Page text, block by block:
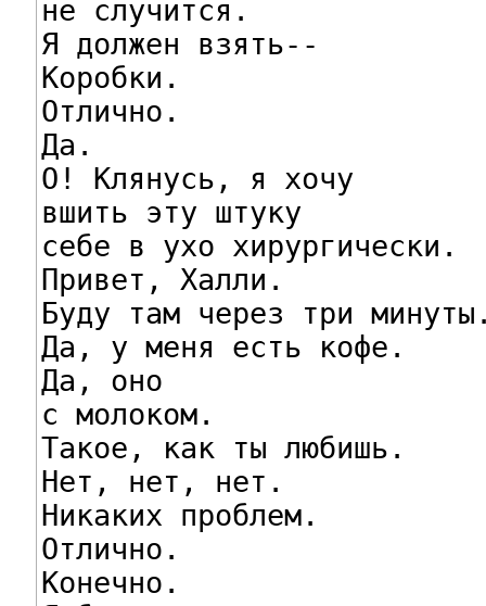
не случится.
Я должен взять--
Коробки.
Отлично.
Да.
О! Клянусь, я хочу
вшить эту штуку
себе в ухо хирургически.
Привет, Халли.
Буду там через три
Да, у меня есть кофе.
Да, оно
с молоком.
Такое, как ты любишь.
Нет, нет, нет.
Никаких проблем.
Отлично.
Конечно.